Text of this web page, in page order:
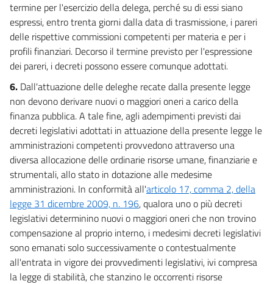
termine per l'esercizio della delega, perché su di essi siano
espressi, entro trenta giorni dalla data di trasmissione, i pareri
delle rispettive commissioni competenti per materia e per i
profili finanziari. Decorso il termine previsto per l'espressione
dei pareri, i decreti possono essere comunque adottati.
6. Dall'attuazione delle deleghe recate dalla presente legge
non devono derivare nuovi o maggiori oneri a carico della
finanza pubblica. A tale fine, agli adempimenti previsti dai
decreti legislativi adottati in attuazione della presente legge le
amministrazioni competenti provvedono attraverso una
diversa allocazione delle ordinarie risorse umane, finanziarie e
strumentali, allo stato in dotazione alle medesime
amministrazioni. In conformità all'articolo 17, comma 2, della
legge 31 dicembre 2009, n. 196, qualora uno o più decreti
legislativi determinino nuovi o maggiori oneri che non trovino
compensazione al proprio interno, i medesimi decreti legislativi
sono emanati solo successivamente o contestualmente
all'entrata in vigore dei provvedimenti legislativi, ivi compresa
la legge di stabilità, che stanzino le occorrenti risorse